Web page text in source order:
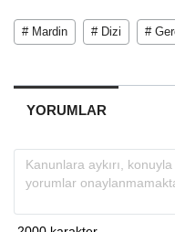
# Mardin # Dizi #
YORUMLAR